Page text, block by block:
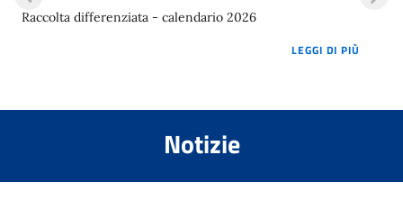
Raccolta differenziata - calendario 2026
LEGGI DI PIÙ
Notizie